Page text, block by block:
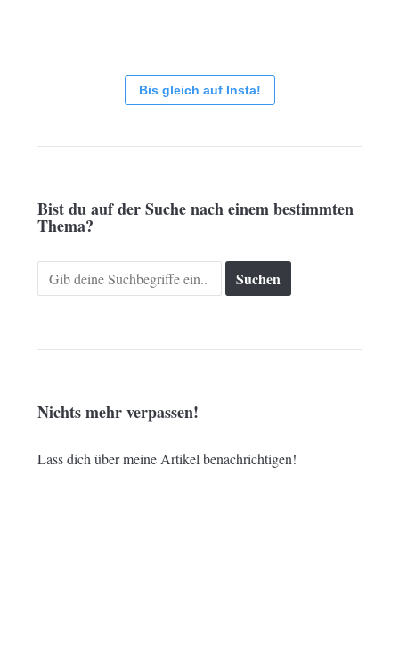
Bis gleich auf Insta!
Bist du auf der Suche nach einem bestimmten
Thema?
Search
for:
Nichts mehr verpassen!
Lass dich über meine Artikel benachrichtigen!